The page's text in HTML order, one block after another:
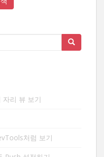
리 뷰 보기
처럼 보기